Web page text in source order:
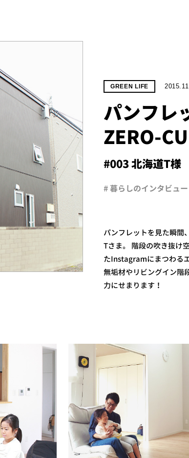
GREEN LIFE
パンフレ
ZERO-
#003 北海道T様
# 暮らしのインタビュー
パンフレットを見た瞬間
Tさま。 階段の吹き抜け
たInstagramにまつわる
無垢材やリビングイン階
力にせまります！